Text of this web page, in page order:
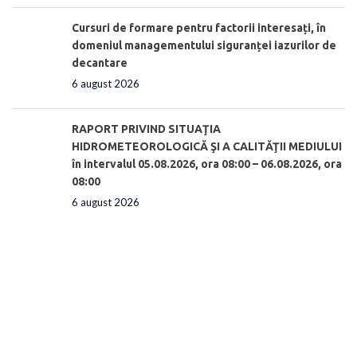
Cursuri de formare pentru factorii interesați, în
domeniul managementului siguranței iazurilor de
decantare
6 august 2026
RAPORT PRIVIND SITUAŢIA
HIDROMETEOROLOGICĂ ŞI A CALITĂŢII MEDIULUI
în intervalul 05.08.2026, ora 08:00 – 06.08.2026, ora
08:00
6 august 2026